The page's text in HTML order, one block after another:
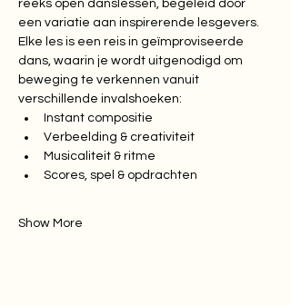
reeks open danslessen, begeleid door
een variatie aan inspirerende lesgevers.
Elke les is een reis in geïmproviseerde
dans, waarin je wordt uitgenodigd om
beweging te verkennen vanuit
verschillende invalshoeken:
Instant compositie
Verbeelding & creativiteit
Musicaliteit & ritme
Scores, spel & opdrachten
Show More